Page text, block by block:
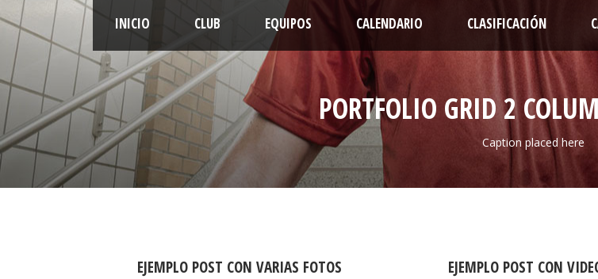
INICIO CLUB EQUIPOS CALENDARIO CLASIFICACIÓN
PORTFOLIO GRID 2
Caption placed here
EJEMPLO POST CON VARIAS FOTOS EJEMPLO POST CON